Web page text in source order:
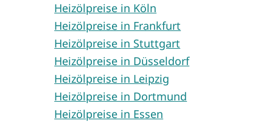
Heizölpreise in Köln
Heizölpreise in Frankfurt
Heizölpreise in Stuttgart
Heizölpreise in Düsseldorf
Heizölpreise in Leipzig
Heizölpreise in Dortmund
Heizölpreise in Essen